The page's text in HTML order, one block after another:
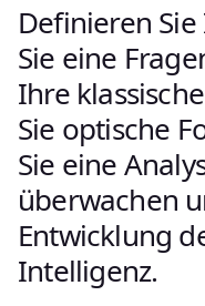
Definieren
Sie eine
Ihre
Sie optische
Sie eine
überwachen
Entwicklung
Intelligenz.